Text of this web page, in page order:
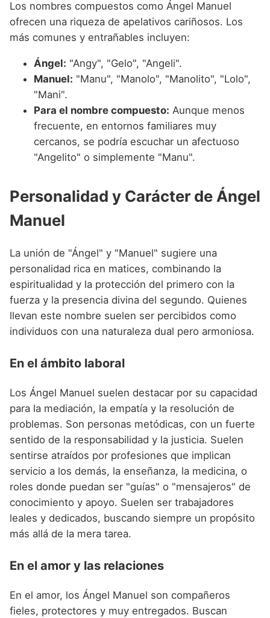
Los nombres compuestos como Ángel Manuel
ofrecen una riqueza de apelativos cariñosos. Los
más comunes y entrañables incluyen:
Ángel: "Angy", "Gelo", "Angeli".
Manuel: "Manu", "Manolo", "Manolito", "Lolo",
"Mani".
Para el nombre compuesto: Aunque menos
frecuente, en entornos familiares muy
cercanos, se podría escuchar un afectuoso
"Angelito" o simplemente "Manu".
Personalidad y Carácter de Ángel
Manuel
La unión de "Ángel" y "Manuel" sugiere una
personalidad rica en matices, combinando la
espiritualidad y la protección del primero con la
fuerza y la presencia divina del segundo. Quienes
llevan este nombre suelen ser percibidos como
individuos con una naturaleza dual pero armoniosa.
En el ámbito laboral
Los Ángel Manuel suelen destacar por su capacidad
para la mediación, la empatía y la resolución de
problemas. Son personas metódicas, con un fuerte
sentido de la responsabilidad y la justicia. Suelen
sentirse atraídos por profesiones que implican
servicio a los demás, la enseñanza, la medicina, o
roles donde puedan ser "guías" o "mensajeros" de
conocimiento y apoyo. Suelen ser trabajadores
leales y dedicados, buscando siempre un propósito
más allá de la mera tarea.
En el amor y las relaciones
En el amor, los Ángel Manuel son compañeros
fieles, protectores y muy entregados. Buscan